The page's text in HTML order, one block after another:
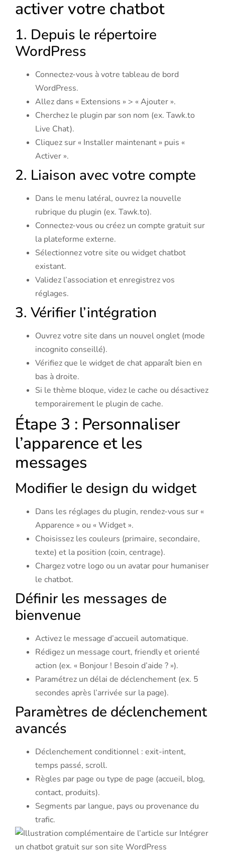
activer votre chatbot
1. Depuis le répertoire
WordPress
Connectez-vous à votre tableau de bord
WordPress.
Allez dans « Extensions » > « Ajouter ».
Cherchez le plugin par son nom (ex. Tawk.to
Live Chat).
Cliquez sur « Installer maintenant » puis «
Activer ».
2. Liaison avec votre compte
Dans le menu latéral, ouvrez la nouvelle
rubrique du plugin (ex. Tawk.to).
Connectez-vous ou créez un compte gratuit sur
la plateforme externe.
Sélectionnez votre site ou widget chatbot
existant.
Validez l’association et enregistrez vos
réglages.
3. Vérifier l’intégration
Ouvrez votre site dans un nouvel onglet (mode
incognito conseillé).
Vérifiez que le widget de chat apparaît bien en
bas à droite.
Si le thème bloque, videz le cache ou désactivez
temporairement le plugin de cache.
Étape 3 : Personnaliser
l’apparence et les
messages
Modifier le design du widget
Dans les réglages du plugin, rendez-vous sur «
Apparence » ou « Widget ».
Choisissez les couleurs (primaire, secondaire,
texte) et la position (coin, centrage).
Chargez votre logo ou un avatar pour humaniser
le chatbot.
Définir les messages de
bienvenue
Activez le message d’accueil automatique.
Rédigez un message court, friendly et orienté
action (ex. « Bonjour ! Besoin d’aide ? »).
Paramétrez un délai de déclenchement (ex. 5
secondes après l’arrivée sur la page).
Paramètres de déclenchement
avancés
Déclenchement conditionnel : exit-intent,
temps passé, scroll.
Règles par page ou type de page (accueil, blog,
contact, produits).
Segments par langue, pays ou provenance du
trafic.